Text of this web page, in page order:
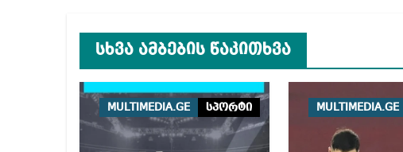
სხვა ამბების წაკითხვა
MULTIMEDIA.GE სპორტი MULTIMEDIA.GE